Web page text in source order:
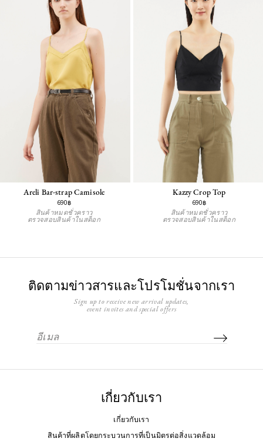
Areli Bar-strap Camisole
690฿
สินค้าหมดชั่วคราว
ตรวจสอบสินค้าในสต็อก
Kazzy Crop Top
690฿
สินค้าหมดชั่วคราว
ตรวจสอบสินค้าในสต็อก
ติดตามข่าวสารและโปรโมชั่นจากเรา
Sign up to receive new arrival updates,
event invites and special offers
เกี่ยวกับเรา
เกี่ยวกับเรา
สินค้าที่ผลิตโดยกระบวนการที่เป็นมิตรต่อสิ่งแวดล้อม